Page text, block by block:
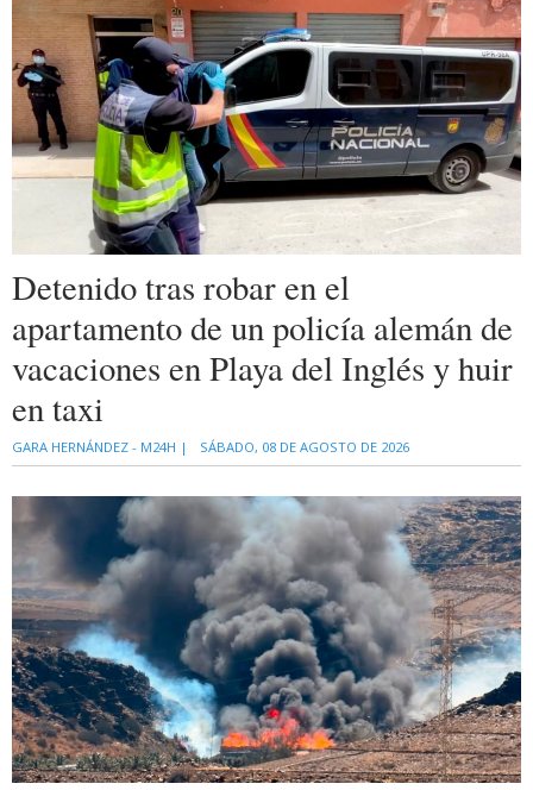
Detenido tras robar en el
apartamento de un policía alemán de
vacaciones en Playa del Inglés y huir
en taxi
GARA HERNÁNDEZ - M24H | SÁBADO, 08 DE AGOSTO DE 2026